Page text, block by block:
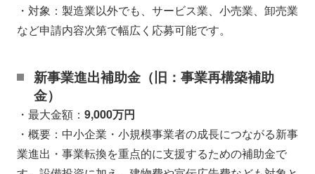
・対象：製造業以外でも、サービス業、小売業、卸売業
など申請内容次第で幅広く応募可能です。
新事業進出補助金（旧：事業再構築補助
金）
・最大金額： 9,000万円
・概要：中小企業・小規模事業者の成長につながる新事
業進出・事業転換を重点的に支援するための補助金で